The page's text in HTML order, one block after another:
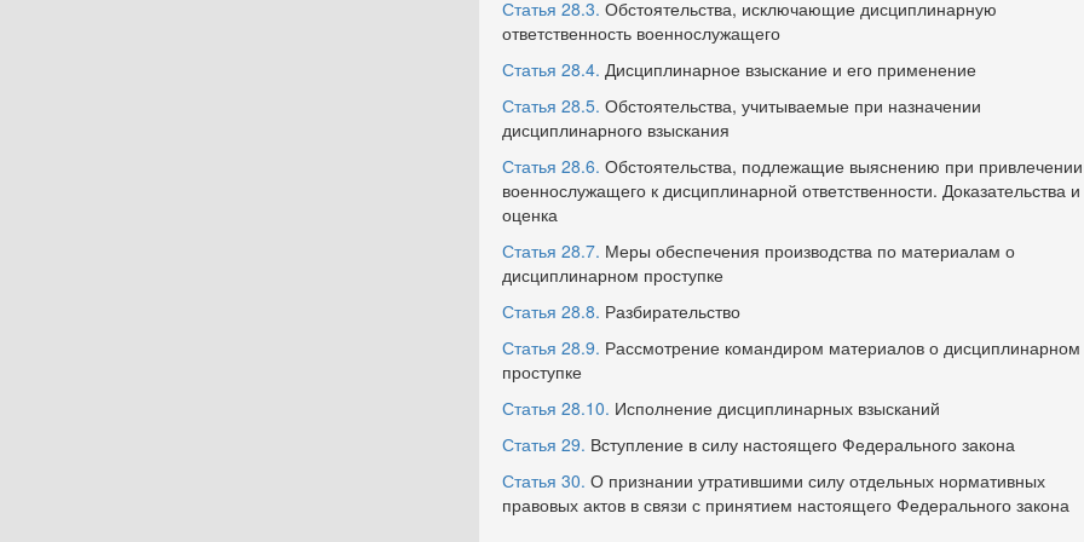
Статья 28.3. Обстоятельства, исключающие дисциплинарную
ответственность военнослужащего
Статья 28.4. Дисциплинарное взыскание и его применение
Статья 28.5. Обстоятельства, учитываемые при назначении
дисциплинарного взыскания
Статья 28.6. Обстоятельства, подлежащие выяснению при привлечении
военнослужащего к дисциплинарной ответственности. Доказательства
оценка
Статья 28.7. Меры обеспечения производства по материалам о
дисциплинарном проступке
Статья 28.8. Разбирательство
Статья 28.9. Рассмотрение командиром материалов о дисциплинарном
проступке
Статья 28.10. Исполнение дисциплинарных взысканий
Статья 29. Вступление в силу настоящего Федерального закона
Статья 30. О признании утратившими силу отдельных нормативных
правовых актов в связи с принятием настоящего Федерального закона